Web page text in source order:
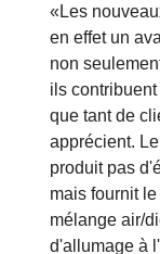
«Les
en effet un
non
ils
que tant de
apprécient.
produit pas
mais fournit
mélange air/
d'allumage à